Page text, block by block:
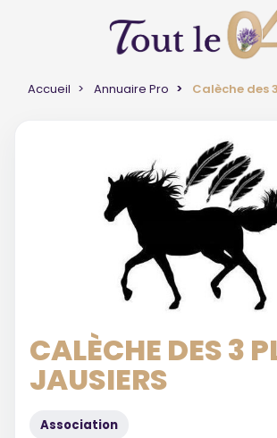
Accueil Annuaire Pro Calèche des
CALÈCHE DES 3
JAUSIERS
Association